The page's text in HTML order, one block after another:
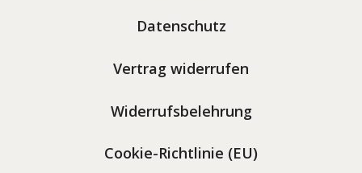
Datenschutz
Vertrag widerrufen
Widerrufsbelehrung
Cookie-Richtlinie (EU)